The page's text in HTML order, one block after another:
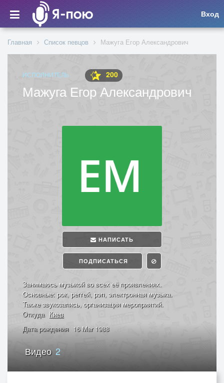
Вход
Главная Список певцов Мажуга Егор Александрович
ИСПОЛНИТЕЛЬ 200
Мажуга Егор Александрович
НАПИСАТЬ
ПОДПИСАТЬСЯ
Занимаюсь музыкой во всех её проявлениях.
Основные: рок, реггей, рэп, электронная музыка.
Также звукозапись, организация мероприятий.
Откуда Киев
Дата рождения 16 Mar 1988
Видео 2